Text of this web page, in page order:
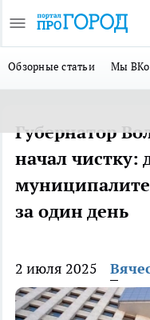
Обзорные статьи Мы
Губернатор
начал чистку:
за один день
2 июля 2025